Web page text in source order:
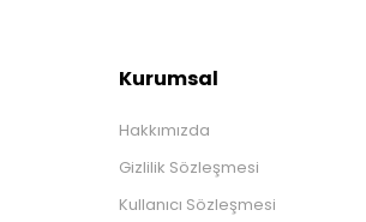
Kurumsal
Hakkımızda
Gizlilik Sözleşmesi
Kullanıcı Sözleşmesi